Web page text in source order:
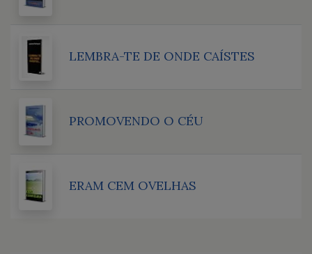
LEMBRA-TE DE ONDE CAÍSTES
PROMOVENDO O CÉU
ERAM CEM OVELHAS